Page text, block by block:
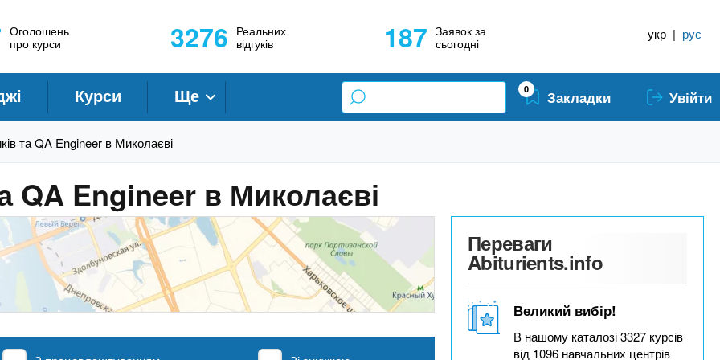
Оголошень
про курси
3276 Реальних
відгуків
187 Заявок за
сьогодні
укр | рус
Курси Ще 0 Закладки Увійти
та QA Engineer в Миколаєві
QA Engineer в Миколаєві
Переваги
Abiturients.info
Великий вибір!
В нашому каталозі 3327 курсів
від 1096 навчальних центрів